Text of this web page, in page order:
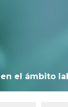
el ámbito